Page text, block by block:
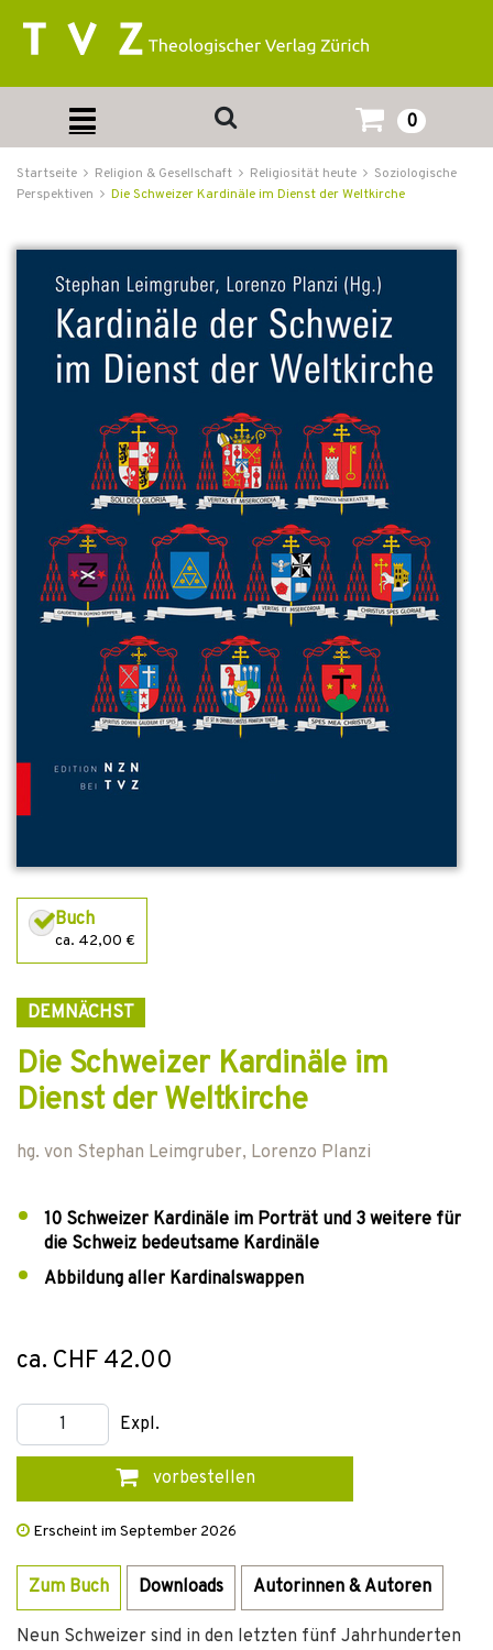
0
Startseite Religion & Gesellschaft Religiosität heute
Soziologische
Perspektiven
Die Schweizer Kardinäle im Dienst der Weltkirche
Buch
ca. 42,00 €
DEMNÄCHST
Die Schweizer Kardinäle im
Dienst der Weltkirche
hg. von Stephan Leimgruber, Lorenzo Planzi
10 Schweizer Kardinäle im Porträt und 3 weitere für
die Schweiz bedeutsame Kardinäle
Abbildung aller Kardinalswappen
ca. CHF 42.00
Expl.
vorbestellen
Erscheint im September 2026
Zum Buch Downloads Autorinnen & Autoren
Neun Schweizer sind in den letzten fünf Jahrhunderten